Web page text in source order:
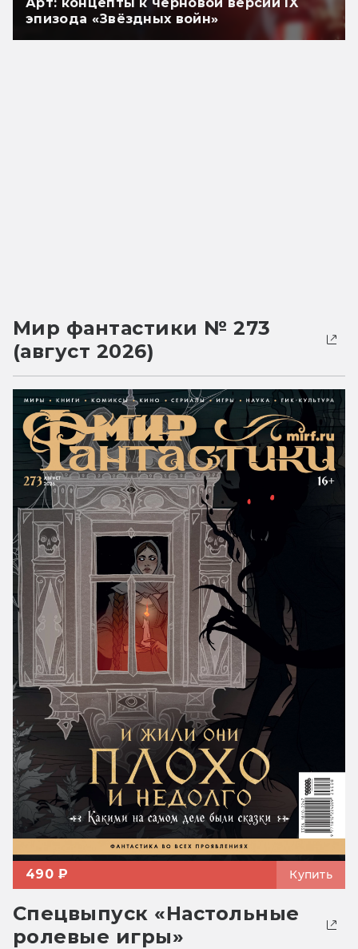
эпизода «Звёздных войн»
Мир фантастики № 273
(август 2026)
490 ₽ Купить
Спецвыпуск «Настольные
ролевые игры»